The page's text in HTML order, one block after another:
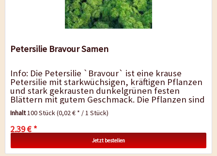
Petersilie Bravour Samen
Info: Die Petersilie `Bravour` ist eine krause
Petersilie mit starkwüchsigen, kräftigen Pflanzen
und stark gekrausten dunkelgrünen festen
Blättern mit gutem Geschmack. Die Pflanzen sind
sehr ertragreich und...
Inhalt100 Stück(0,02 € * / 1 Stück)
2,39 € *
Jetzt bestellen